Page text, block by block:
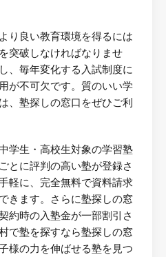
り良い教育環境を得るには
突破しなければなりませ
、毎年変化する入試制度に
が不可欠です。質のいい学
、塾探しの窓口をぜひご利
学生・高校生対象の学習塾
とに評判の高い塾が登録さ
軽に、完全無料で資料請求
きます。さらに塾探しの窓
約時の入塾金が一部割引さ
で塾を探すなら塾探しの窓
様の力を伸ばせる塾を見つ